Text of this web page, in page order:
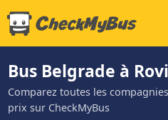
Bus Belgrade à
Comparez toutes les
prix sur CheckMyBus